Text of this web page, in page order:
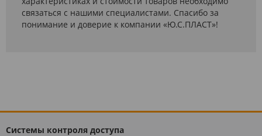
связаться с нашими специалистами. Спасибо за
понимание и доверие к компании «Ю.С.ПЛАСТ»!
Системы контроля доступа